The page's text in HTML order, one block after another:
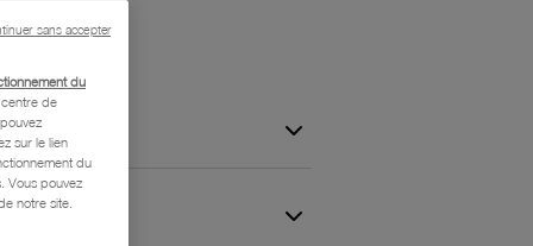
du
de
sur le lien
du
Vous pouvez
notre site.
sans accepter